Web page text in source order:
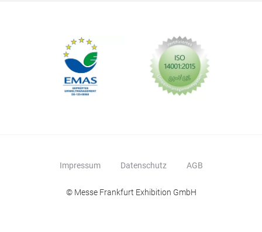
Impressum Datenschutz AGB
© Messe Frankfurt Exhibition GmbH